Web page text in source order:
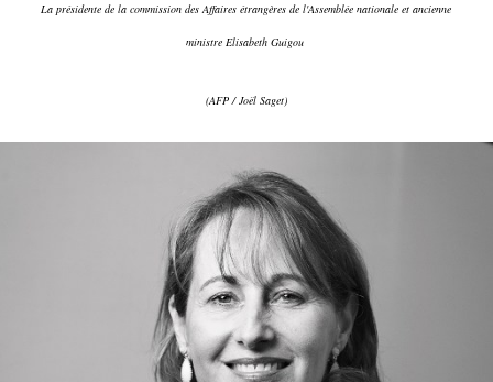
La présidente de la commission des Affaires étrangères de l'Assemblée nationale et ancienne
ministre Elisabeth Guigou
(AFP / Joël Saget)